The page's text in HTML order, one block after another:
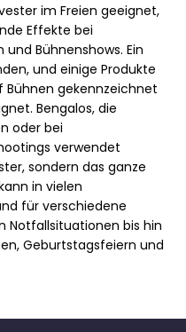
im Freien geeignet,
Effekte bei
Bühnenshows. Ein
und einige Produkte
Bühnen gekennzeichnet
Bengalos, die
oder bei
verwendet
sondern das ganze
in vielen
für verschiedene
Notfallsituationen bis hin
Geburtstagsfeiern und